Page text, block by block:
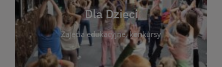
Dla Dzieci
Zajęcia edukacyjne, konkursy
informacje o zajęciach edukacyjnych, konkursach
plastycznych i spotkaniach z autorami książek dla
dzieci. Biblioteka oferuje bogaty wybór bajek,
opowiadań i lektur szkolnych, a także przyjazny
kącik do wspólnego czytania. Pragniemy